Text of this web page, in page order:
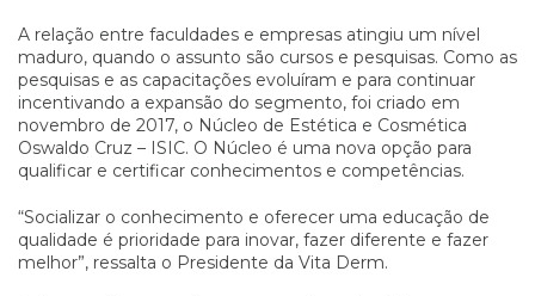
A relação entre faculdades e empresas atingiu um nível
maduro, quando o assunto são cursos e pesquisas. Como as
pesquisas e as capacitações evoluíram e para continuar
incentivando a expansão do segmento, foi criado em
novembro de 2017, o Núcleo de Estética e Cosmética
Oswaldo Cruz – ISIC. O Núcleo é uma nova opção para
qualificar e certificar conhecimentos e competências.
“Socializar o conhecimento e oferecer uma educação de
qualidade é prioridade para inovar, fazer diferente e fazer
melhor”, ressalta o Presidente da Vita Derm.